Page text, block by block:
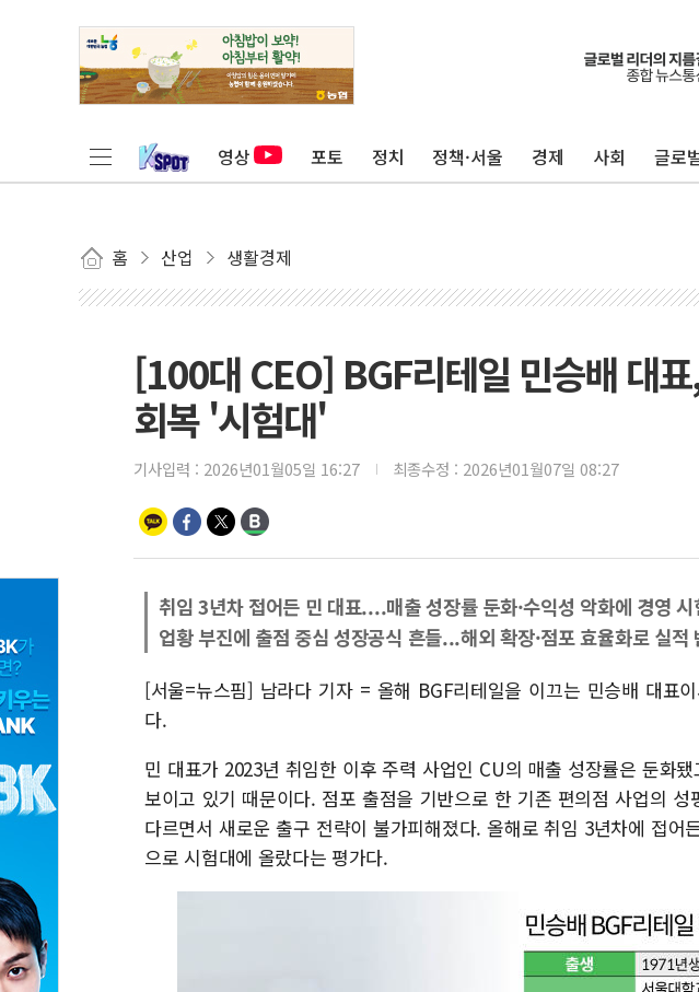
영상 포토 정치 정책·서울 경제 사회 글로
홈 산업 생활경제
[100대 CEO] BGF리테일 민승배 대표
회복 '시험대'
기사입력 : 2026년01월05일 16:27 최종수정 : 2026년01월07일 08:27
취임 3년차 접어든 민 대표....매출 성장률 둔화·수익성 악화에 경영 시
업황 부진에 출점 중심 성장공식 흔들...해외 확장·점포 효율화로 실적
[서울=뉴스핌] 남라다 기자 = 올해 BGF리테일을 이끄는 민승배 대표
다.
민 대표가 2023년 취임한 이후 주력 사업인 CU의 매출 성장률은 둔화
보이고 있기 때문이다. 점포 출점을 기반으로 한 기존 편의점 사업의
다르면서 새로운 출구 전략이 불가피해졌다. 올해로 취임 3년차에 접어
으로 시험대에 올랐다는 평가다.